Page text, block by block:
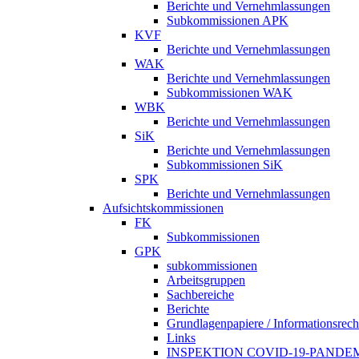
Berichte und Vernehmlassungen
Subkommissionen APK
KVF
Berichte und Vernehmlassungen
WAK
Berichte und Vernehmlassungen
Subkommissionen WAK
WBK
Berichte und Vernehmlassungen
SiK
Berichte und Vernehmlassungen
Subkommissionen SiK
SPK
Berichte und Vernehmlassungen
Aufsichtskommissionen
FK
Subkommissionen
GPK
subkommissionen
Arbeitsgruppen
Sachbereiche
Berichte
Grundlagenpapiere /
Links
INSPEKTION COVID-19-